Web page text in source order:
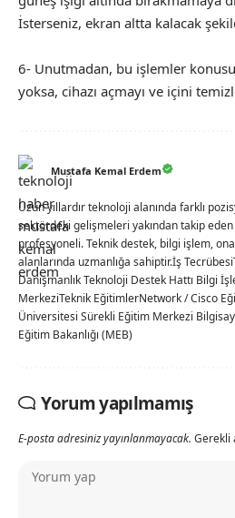
İsterseniz, ekran altta kalacak
6- Unutmadan, bu işlemler
yoksa, cihazı açmayı ve içini
Mustafa Kemal Erdem
Uzun yıllardır teknoloji alanında farklı
sektördeki gelişmeleri yakından takip
profesyoneli. Teknik destek, bilgi işlem,
alanlarında uzmanlığa sahiptir.İş
Danışmanlık Teknoloji Destek Hattı Bilgi
MerkeziTeknik EğitimlerNetwork / Cisco
Üniversitesi Sürekli Eğitim Merkezi
Eğitim Bakanlığı (MEB)
Yorum yapılmamış
E-posta adresiniz yayınlanmayacak. Gerekli